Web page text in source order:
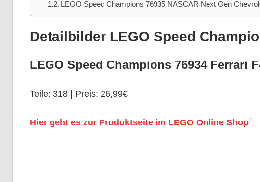
LEGO Speed Champions 76935 NASCAR Next Gen
Detailbilder LEGO Speed
LEGO Speed Champions 76934 Ferrari
Teile: 318 | Preis: 26,99€
Hier geht es zur Produktseite im LEGO Online Shop